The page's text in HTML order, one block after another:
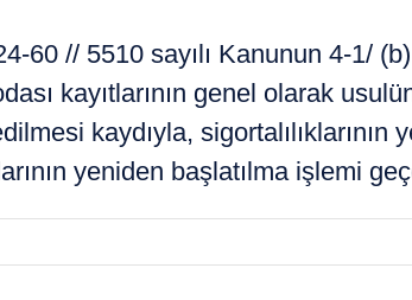
60 // 5510 sayılı Kanunun 4-1/
kayıtlarının genel olarak
kaydıyla,
yeniden başlatılma işlemi